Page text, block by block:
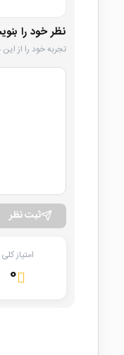
نظر خود را
تجربه خود را از
ثبت نظر
امتیاز کلی
۰